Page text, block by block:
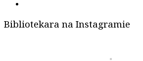
Bibliotekara na Instagramie